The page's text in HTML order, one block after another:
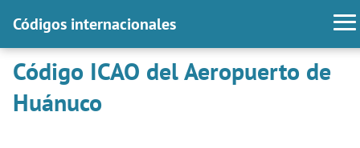
Códigos internacionales
Código ICAO del Aeropuerto de
Huánuco